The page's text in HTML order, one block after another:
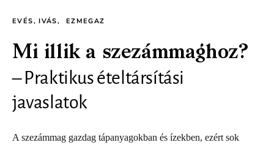
EVÉS, IVÁS EZMEGAZ
Mi illik a szezámmaghoz?
– Praktikus ételtársítási
javaslatok
A szezámmag gazdag tápanyagokban és ízekben, ezért sok